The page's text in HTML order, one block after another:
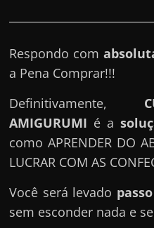
r
e
t
?
M
a
s
o
m
Respondo com
a Pena Comprar!!!
Definitivamente,
AMIGURUMI é a
como APRENDER DO
LUCRAR COM AS
Você será levado
sem esconder nada e